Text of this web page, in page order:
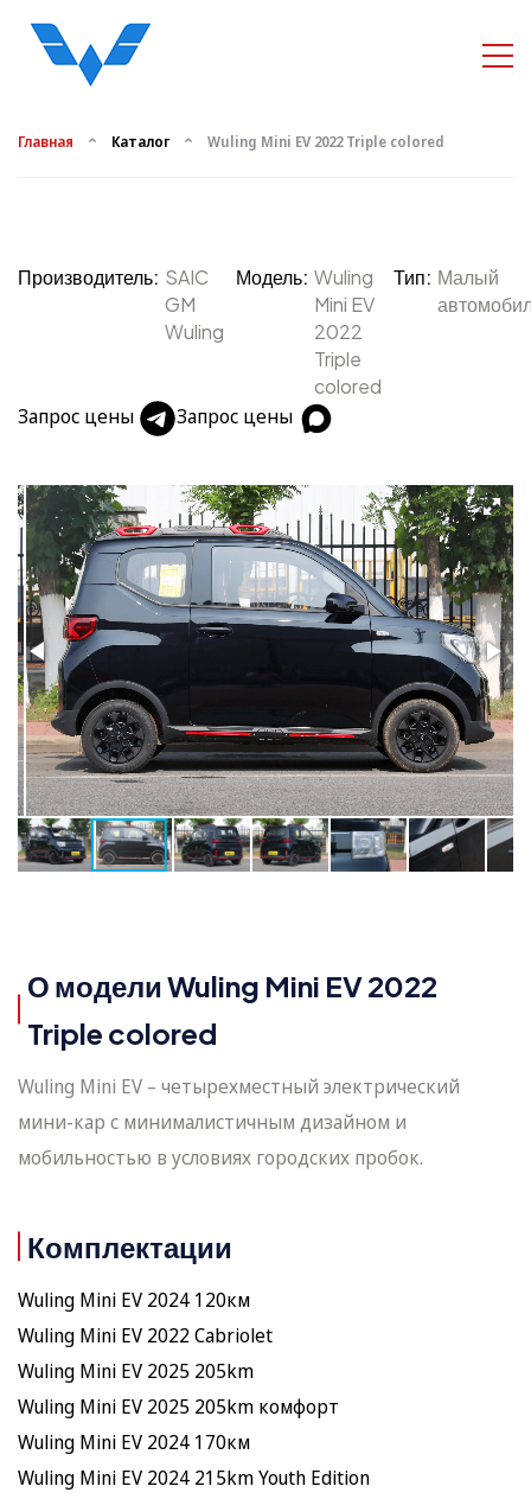
Главная Каталог Wuling Mini EV 2022 Triple colored
Производитель: SAIC
GM
Wuling
Модель: Wuling
Mini EV
2022
Triple
colored
Тип: Малый
Запрос цены Запрос цены
О модели Wuling Mini EV 2022
Triple colored
Wuling Mini EV – четырехместный электрический
мини-кар с минималистичным дизайном и
мобильностью в условиях городских пробок.
Комплектации
Wuling Mini EV 2024 120км
Wuling Mini EV 2022 Сabriolet
Wuling Mini EV 2025 205km
Wuling Mini EV 2025 205km комфорт
Wuling Mini EV 2024 170км
Wuling Mini EV 2024 215km Youth Edition